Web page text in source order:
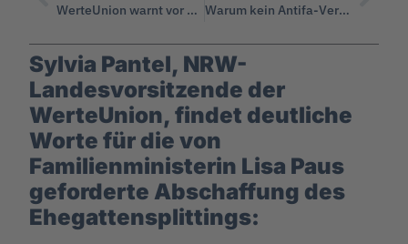
WerteUnion warnt vor der Verlegung von US-Waffen nach Deutschland
Warum kein Antifa-Verbot, Frau Faeser?
Sylvia Pantel, NRW-
Landesvorsitzende der
WerteUnion, findet deutliche
Worte für die von
Familienministerin Lisa Paus
geforderte Abschaffung des
Ehegattensplittings: